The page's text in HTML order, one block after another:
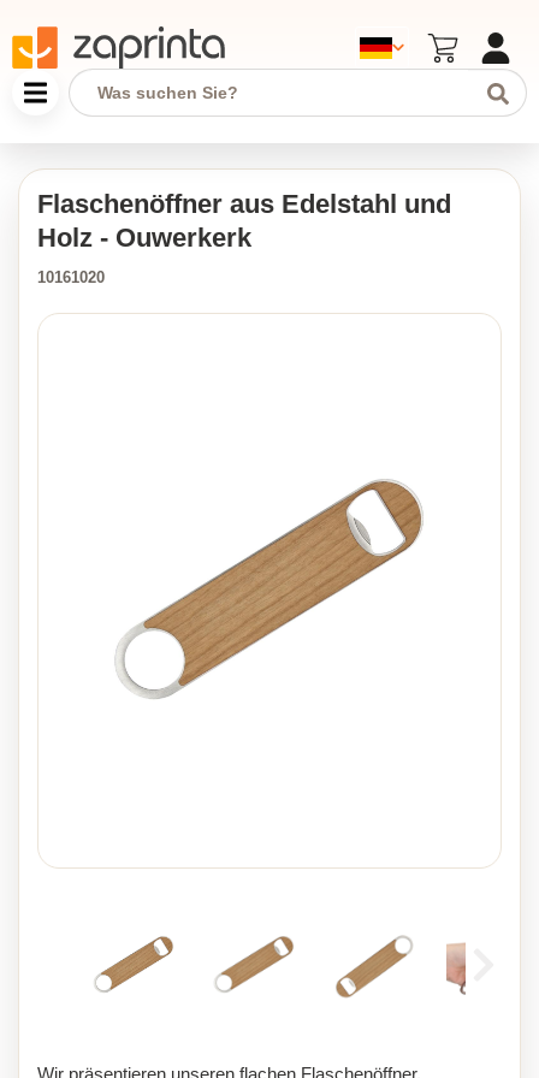
Flaschenöffner aus Edelstahl und
Holz - Ouwerkerk
10161020
Wir präsentieren unseren flachen Flaschenöffner,